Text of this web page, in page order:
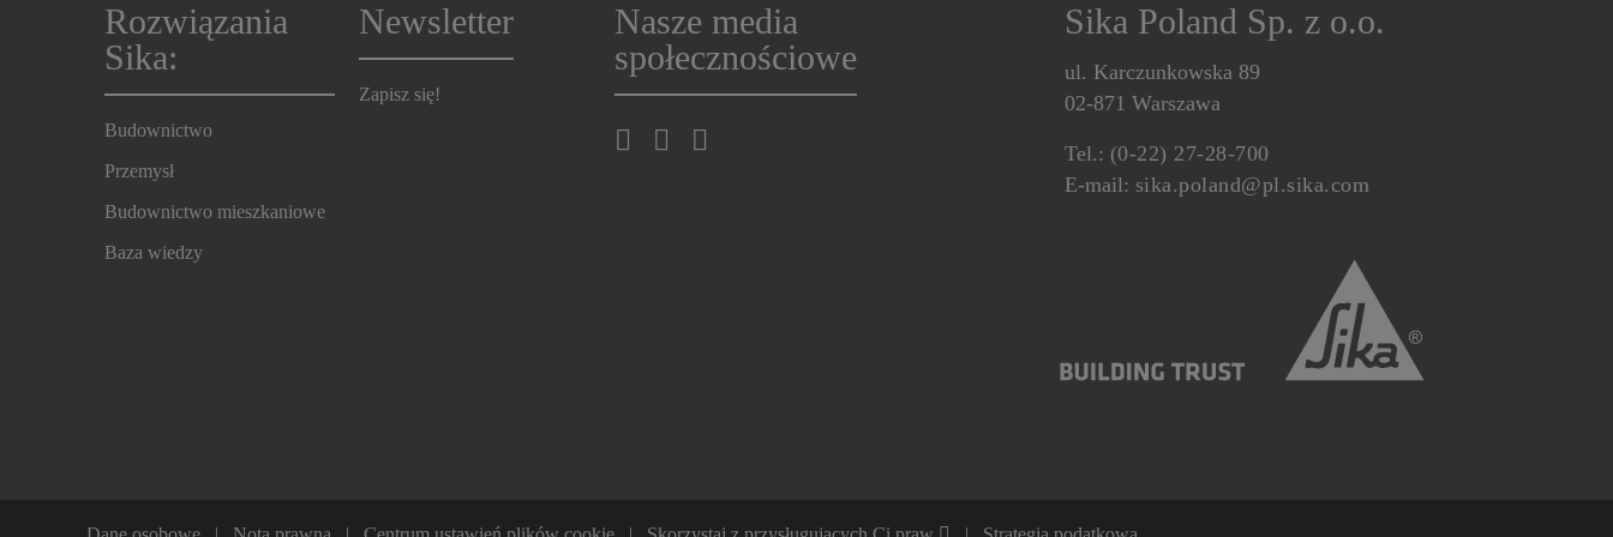
Rozwiązania
Sika:
Budownictwo
Przemysł
Budownictwo mieszkaniowe
Baza wiedzy
Newsletter
Zapisz się!
Nasze media
społecznościowe
Sika Poland Sp. z o.o.
ul. Karczunkowska 89
02-871 Warszawa
Tel.: (0-22) 27-28-700
E-mail: sika.poland@pl.sika.com